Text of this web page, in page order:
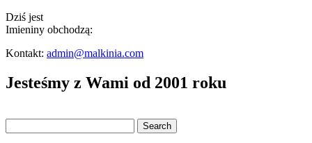
Dziś jest
Imieniny obchodzą:
Kontakt: admin@malkinia.com
Jesteśmy z Wami od 2001 roku